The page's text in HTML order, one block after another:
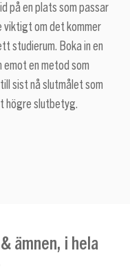
på en plats som passar
viktigt om det kommer
studierum. Boka in en
emot en metod som
sist nå slutmålet som
högre slutbetyg.
ämnen, i hela